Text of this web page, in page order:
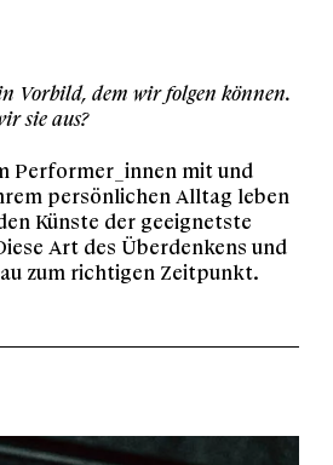
Vorbild, dem wir folgen können.
sie aus?
Performer_innen mit und
persönlichen Alltag leben
Künste der geeignetste
Art des Überdenkens und
zum richtigen Zeitpunkt.